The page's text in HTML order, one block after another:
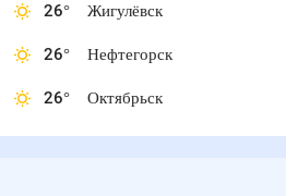
26° Жигулёвск
26° Нефтегорск
26° Октябрьск